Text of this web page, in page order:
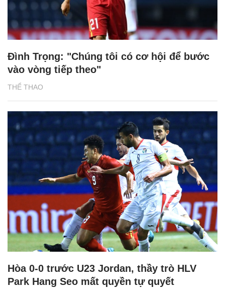
THỂ THAO
Đình Trọng: "Chúng tôi có cơ hội để bước
vào vòng tiếp theo"
Hòa 0-0 trước U23 Jordan, thầy trò HLV
Park Hang Seo mất quyền tự quyết